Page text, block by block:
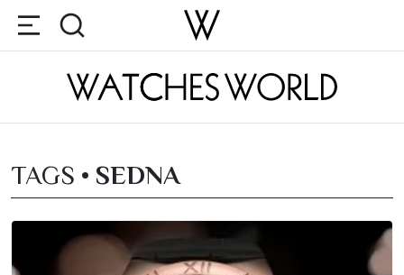
TAGS • SEDNA